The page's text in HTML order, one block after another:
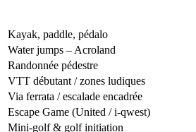
Kayak, paddle, pédalo
Water jumps – Acroland
Randonnée pédestre
VTT débutant / zones ludiques
Via ferrata / escalade encadrée
Escape Game (United / i‑qwest)
Mini-golf & golf initiation